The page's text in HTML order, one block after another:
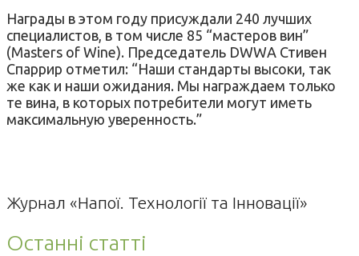
Награды в этом году присуждали 240 лучших
специалистов, в том числе 85 “мастеров вин”
(Masters of Wine). Председатель DWWA Стивен
Спаррир отметил: “Наши стандарты высоки, так
же как и наши ожидания. Мы награждаем только
те вина, в которых потребители могут иметь
максимальную уверенность.”
Журнал «Напої. Технології та Інновації»
Останні статті